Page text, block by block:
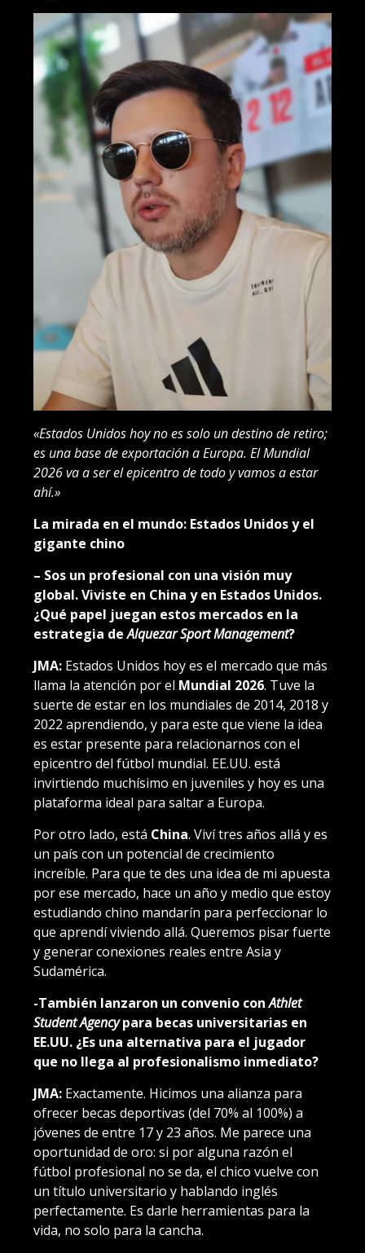
«Estados Unidos hoy no es solo un destino de retiro;
es una base de exportación a Europa. El Mundial
2026 va a ser el epicentro de todo y vamos a estar
ahí.»
La mirada en el mundo: Estados Unidos y el
gigante chino
– Sos un profesional con una visión muy
global. Viviste en China y en Estados Unidos.
¿Qué papel juegan estos mercados en la
estrategia deAlquezar Sport Management?
JMA: Estados Unidos hoy es el mercado que más
llama la atención por el Mundial 2026. Tuve la
suerte de estar en los mundiales de 2014, 2018 y
2022 aprendiendo, y para este que viene la idea
es estar presente para relacionarnos con el
epicentro del fútbol mundial. EE.UU. está
invirtiendo muchísimo en juveniles y hoy es una
plataforma ideal para saltar a Europa.
Por otro lado, está China. Viví tres años allá y es
un país con un potencial de crecimiento
increíble. Para que te des una idea de mi apuesta
por ese mercado, hace un año y medio que estoy
estudiando chino mandarín para perfeccionar lo
que aprendí viviendo allá. Queremos pisar fuerte
y generar conexiones reales entre Asia y
Sudamérica.
-También lanzaron un convenio conAthlet
Student Agencypara becas universitarias en
EE.UU. ¿Es una alternativa para el jugador
que no llega al profesionalismo inmediato?
JMA: Exactamente. Hicimos una alianza para
ofrecer becas deportivas (del 70% al 100%) a
jóvenes de entre 17 y 23 años. Me parece una
oportunidad de oro: si por alguna razón el
fútbol profesional no se da, el chico vuelve con
un título universitario y hablando inglés
perfectamente. Es darle herramientas para la
vida, no solo para la cancha.